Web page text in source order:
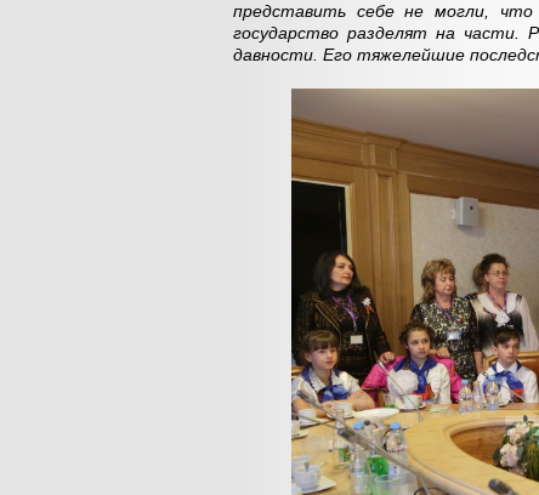
представить себе не могли,
государство разделят на части.
давности. Его тяжелейшие